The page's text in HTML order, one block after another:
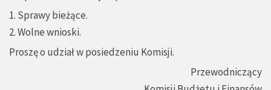
1. Sprawy bieżące.
2. Wolne wnioski.
Proszę o udział w posiedzeniu Komisji.
Przewodniczący